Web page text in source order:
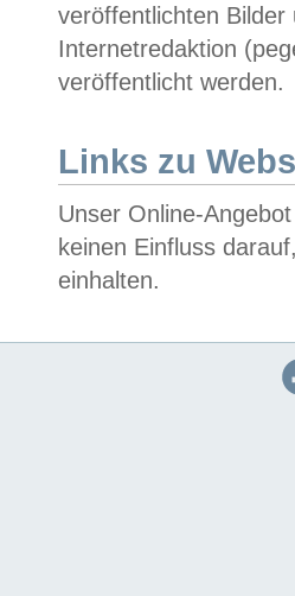
veröffentlichten
Internetredaktion
veröffentlicht werden.
Links zu
Unser Online-
keinen Einfluss
einhalten.